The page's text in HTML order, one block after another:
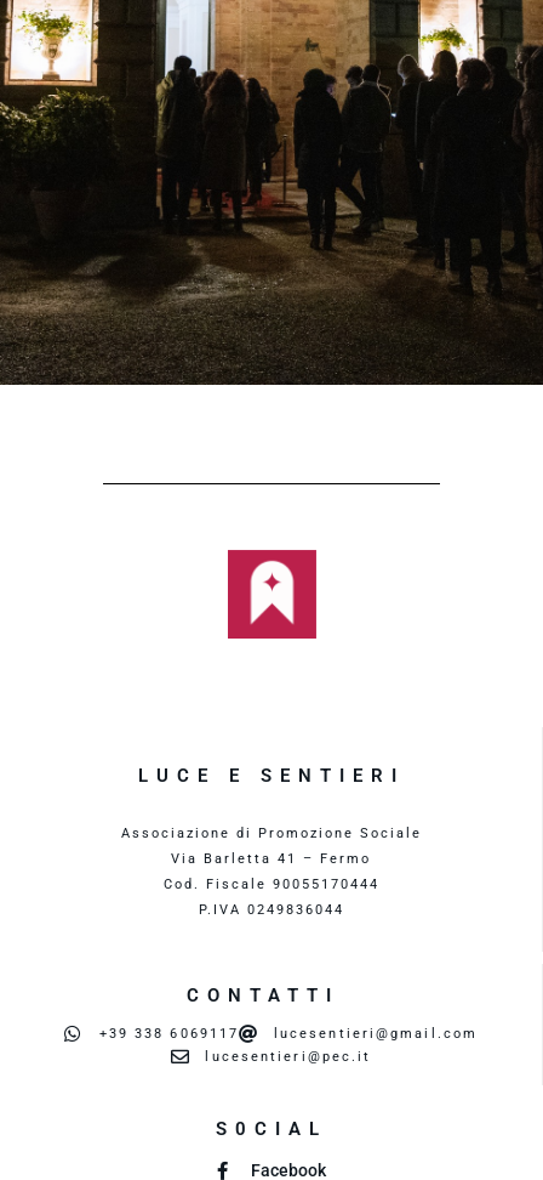
LUCE E SENTIERI
Associazione di Promozione Sociale
Via Barletta 41 – Fermo
Cod. Fiscale 90055170444
P.IVA 0249836044
CONTATTI
+39 338 6069117
lucesentieri@gmail.com
lucesentieri@pec.it
S0CIAL
Facebook